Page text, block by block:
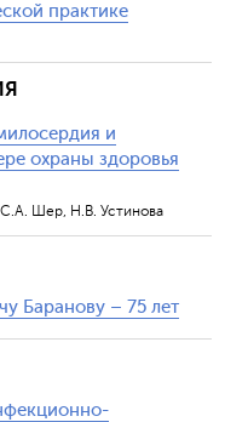
практике
и
охраны здоровья
Шер, Н.В. Устинова
Баранову – 75 лет
Обратная